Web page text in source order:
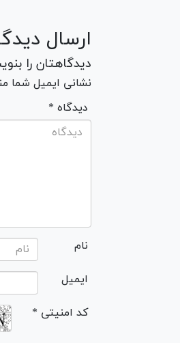
ارسال
دیدگاهتان را
نشانی ایمیل شما
* دیدگاه
نام
ایمیل
* کد امنیتی